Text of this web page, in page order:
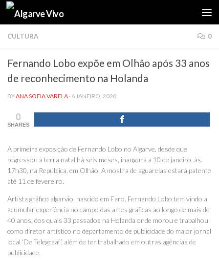
Skip to content
CULTURA 0
Fernando Lobo expõe em Olhão após 33 anos
de reconhecimento na Holanda
BYANA SOFIA VARELA · 6 JANEIRO, 2020
0
SHARES
A primeira exposição de Fernando Lobo no Algarve, desde que
regressou à terra natal há seis meses, inaugura a 10 de janeiro, às
17h30, na República, em Olhão. A mostra de aguarelas estará patente
até 11 de fevereiro.
Artista gráfico algarvio, nascido em Faro, Fernando Lobo tem vindo a
acumular experiência no campo das artes gráficas ao longo de mais de
40 anos, dos quais 33 passados na Holanda onde morou e trabalhou
como diretor artístico no departamento de publicidade do maior jornal
local ‘De Telegraaf’, além de ter trabalhado em outras agências de
publicidade.